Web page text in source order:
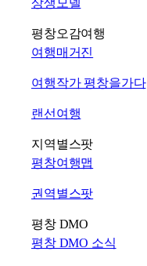
상생모델
평창오감여행
여행매거진
여행작가 평창을가다
랜선여행
지역별스팟
평창여행맵
권역별스팟
평창 DMO
평창 DMO 소식